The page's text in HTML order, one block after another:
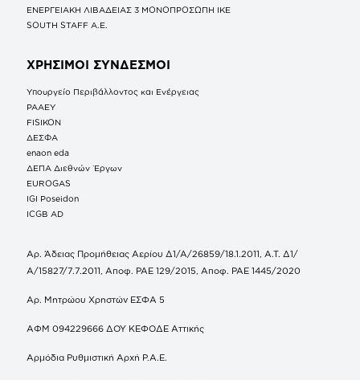
ΕΝΕΡΓΕΙΑΚΗ ΛΙΒΑΔΕΙΑΣ 3 ΜΟΝΟΠΡΟΣΩΠΗ ΙΚΕ
SOUTH STAFF Α.Ε.
ΧΡΗΣΙΜΟΙ ΣΥΝΔΕΣΜΟΙ
Υπουργείο Περιβάλλοντος και Ενέργειας
ΡΑΑΕΥ
FISIKON
ΔΕΣΦΑ
enaon eda
ΔΕΠΑ Διεθνών Έργων
EUROGAS
IGI Poseidon
ICGB AD
Αρ. Άδειας Προμήθειας Αερίου Δ1/Α/26859/18.1.2011, Α.Τ. Δ1/
Α/15827/7.7.2011, Αποφ. ΡΑΕ 129/2015, Αποφ. ΡΑΕ 1445/2020
Αρ. Μητρώου Χρηστών ΕΣΦΑ 5
ΑΦΜ 094229666 ΔΟΥ ΚΕΦΟΔΕ Αττικής
Αρμόδια Ρυθμιστική Αρχή Ρ.Α.Ε.